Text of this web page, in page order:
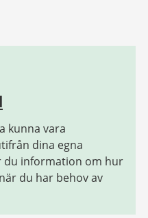
kunna vara
dina egna
information om hur
du har behov av